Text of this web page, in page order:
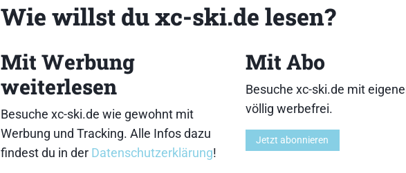
Wie willst du xc-ski.de lesen?
Mit Werbung
weiterlesen
Besuche xc-ski.de wie gewohnt mit
Werbung und Tracking. Alle Infos dazu
findest du in der Datenschutzerklärung!
Mit Abo
Besuche xc-ski.de mit
völlig werbefrei.
Jetzt abonnieren